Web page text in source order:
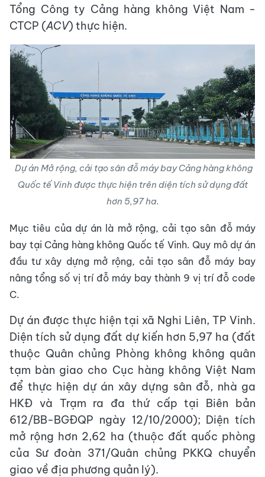
Tổng Công ty Cảng hàng không Việt Nam -
CTCP (ACV) thực hiện.
Dự án Mở rộng, cải tạo sân đỗ máy bay Cảng hàng không
Quốc tế Vinh được thực hiện trên diện tích sử dụng đất
hơn 5,97 ha.
Mục tiêu của dự án là mở rộng, cải tạo sân đỗ máy
bay tại Cảng hàng không Quốc tế Vinh. Quy mô dự án
đầu tư xây dựng mở rộng, cải tạo sân đỗ máy bay
nâng tổng số vị trí đỗ máy bay thành 9 vị trí đỗ code
C.
Dự án được thực hiện tại xã Nghi Liên, TP Vinh.
Diện tích sử dụng đất dự kiến hơn 5,97 ha (đất
thuộc Quân chủng Phòng không không quân
tạm bàn giao cho Cục hàng không Việt Nam
để thực hiện dự án xây dựng sân đỗ, nhà ga
HKĐ và Trạm ra đa thứ cấp tại Biên bản
612/BB-BGĐQP ngày 12/10/2000); Diện tích
mở rộng hơn 2,62 ha (thuộc đất quốc phòng
của Sư đoàn 371/Quân chủng PKKQ chuyển
giao về địa phương quản lý).